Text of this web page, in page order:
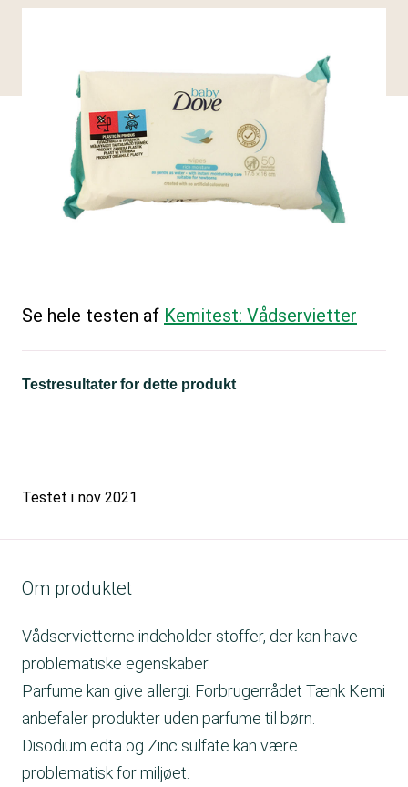
Se hele testen af Kemitest: Vådservietter
Testresultater for dette produkt
Testet i nov 2021
Om produktet
Vådservietterne indeholder stoffer, der kan have
problematiske egenskaber.
Parfume kan give allergi. Forbrugerrådet Tænk Kemi
anbefaler produkter uden parfume til børn.
Disodium edta og Zinc sulfate kan være
problematisk for miljøet.